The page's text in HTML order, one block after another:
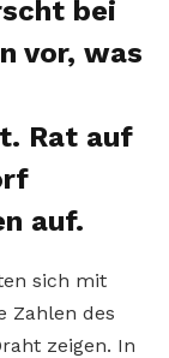
bei
vor, was
Rat auf
auf.
sich mit
Zahlen des
zeigen. In